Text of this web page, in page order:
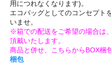
用につれなくなります)。
エコバッグとしてのコンセプト
いませ。
※箱での配送をご希望の場合は
頂戴いたします。
商品と併せ、こちらからBOX
梱包